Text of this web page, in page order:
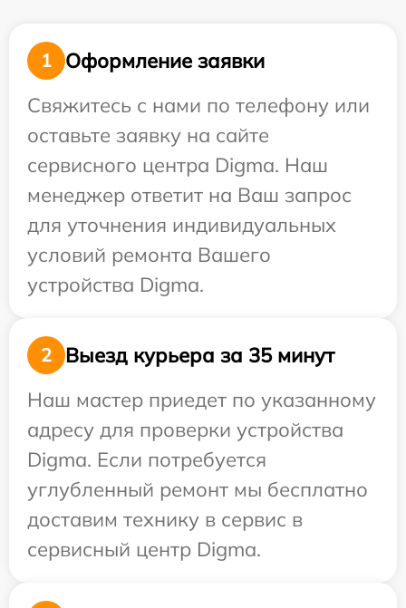
1
Оформление заявки
Свяжитесь с нами по телефону или
оставьте заявку на сайте
сервисного центра Digma. Наш
менеджер ответит на Ваш запрос
для уточнения индивидуальных
условий ремонта Вашего
устройства Digma.
2
Выезд курьера за 35 минут
Наш мастер приедет по указанному
адресу для проверки устройства
Digma. Если потребуется
углубленный ремонт мы бесплатно
доставим технику в сервис в
сервисный центр Digma.